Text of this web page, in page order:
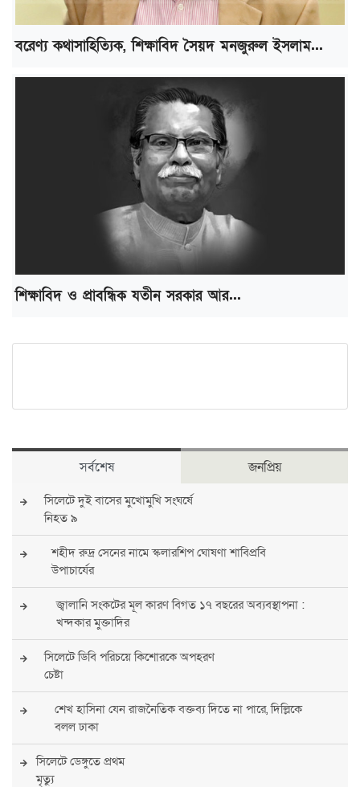
বরেণ্য কথাসাহিত্যিক, শিক্ষাবিদ সৈয়দ মনজুরুল ইসলাম...
শিক্ষাবিদ ও প্রাবন্ধিক যতীন সরকার আর...
সর্বশেষ জনপ্রিয়
সিলেটে দুই বাসের মুখোমুখি সংঘর্ষে
নিহত ৯
শহীদ রুদ্র সেনের নামে স্কলারশিপ ঘোষণা শাবিপ্রবি
উপাচার্যের
জ্বালানি সংকটের মূল কারণ বিগত ১৭ বছরের অব্যবস্থাপনা :
খন্দকার মুক্তাদির
সিলেটে ডিবি পরিচয়ে কিশোরকে অপহরণ
চেষ্টা
শেখ হাসিনা যেন রাজনৈতিক বক্তব্য দিতে না পারে, দিল্লিকে
বলল ঢাকা
সিলেটে ডেঙ্গুতে প্রথম
মৃত্যু